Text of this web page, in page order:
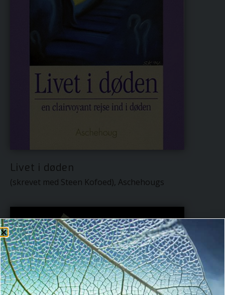
Livet i døden
(skrevet med Steen Kofoed), Aschehougs